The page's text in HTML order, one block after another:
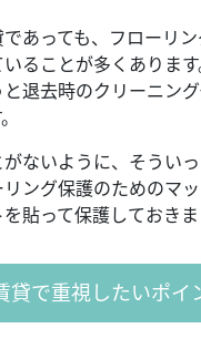
あっても、フローリ
ることが多くありま
退去時のクリーニン
ないように、そうい
ング保護のためのマ
貼って保護しておきま
貸で重視したいポイ